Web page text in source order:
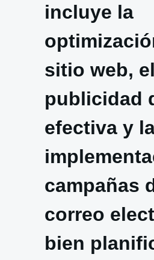
incluye la
sitio web,
publicidad
efectiva y
campañas
correo
bien